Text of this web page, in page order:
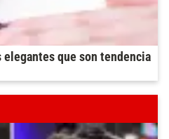
elegantes que son tendencia